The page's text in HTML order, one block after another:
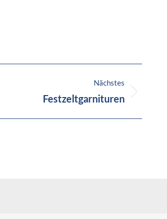
Nächstes
Festzeltgarnituren